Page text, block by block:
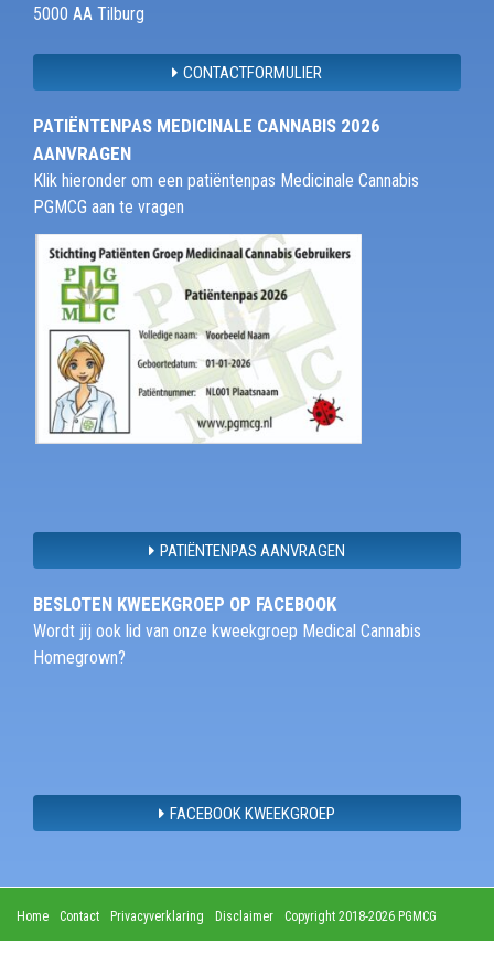
5000 AA Tilburg
CONTACTFORMULIER
PATIËNTENPAS MEDICINALE CANNABIS 2026
AANVRAGEN
Klik hieronder om een patiëntenpas Medicinale Cannabis
PGMCG aan te vragen
PATIËNTENPAS AANVRAGEN
BESLOTEN KWEEKGROEP OP FACEBOOK
Wordt jij ook lid van onze kweekgroep Medical Cannabis
Homegrown?
FACEBOOK KWEEKGROEP
Home Contact Privacyverklaring Disclaimer Copyright 2018-2026 PGMCG